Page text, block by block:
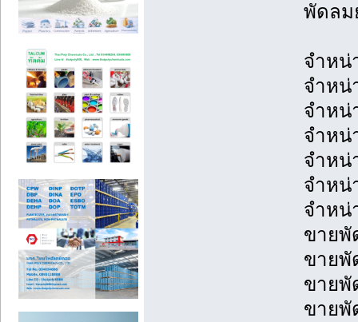
พัดลม
จำหน่
จำหน่
จำหน่
จำหน่
จำหน่
จำหน่
จำห
ขายพั
ขายพั
ขายพั
ขายพั